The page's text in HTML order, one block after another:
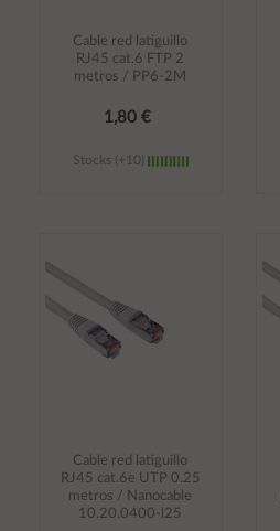
Cable red latiguillo
RJ45 cat.6 FTP 2
metros / PP6-2M
1,80 €
Stocks (+10)
Cable red latiguillo
RJ45 cat.6e UTP 0.25
metros / Nanocable
10.20.0400-l25